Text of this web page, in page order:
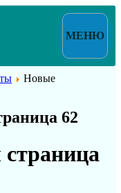
МЕНЮ
Новые
62